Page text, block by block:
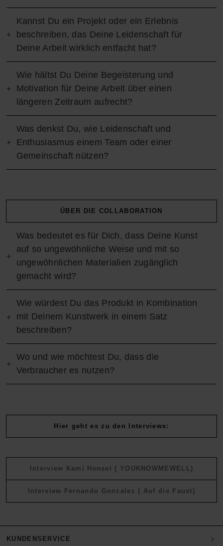
Kannst Du ein Projekt oder ein Erlebnis
beschreiben, das Deine Leidenschaft für
Deine Arbeit wirklich entfacht hat?
Wie hältst Du Deine Begeisterung und
Motivation für Deine Arbeit über einen
längeren Zeitraum aufrecht?
Was denkst Du, wie Leidenschaft und
Enthusiasmus einem Team oder einer
Gemeinschaft nützen?
ÜBER DIE COLLABORATION
Was bedeutet es für Dich, dass Deine Kunst
auf so ungewöhnliche Weise und mit so
ungewöhnlichen Materialien zugänglich
gemacht wird?
Wie würdest Du das Produkt in Kombination
mit Deinem Kunstwerk in einem Satz
beschreiben?
Wo und wie möchtest Du, dass die
Verbraucher es nutzen?
Hier geht es zu den Interviews:
Interview Kami Hensel ( YOUKNOWMEWELL)
Interview Fernando Gonzalez ( Auf die Faust)
KUNDENSERVICE